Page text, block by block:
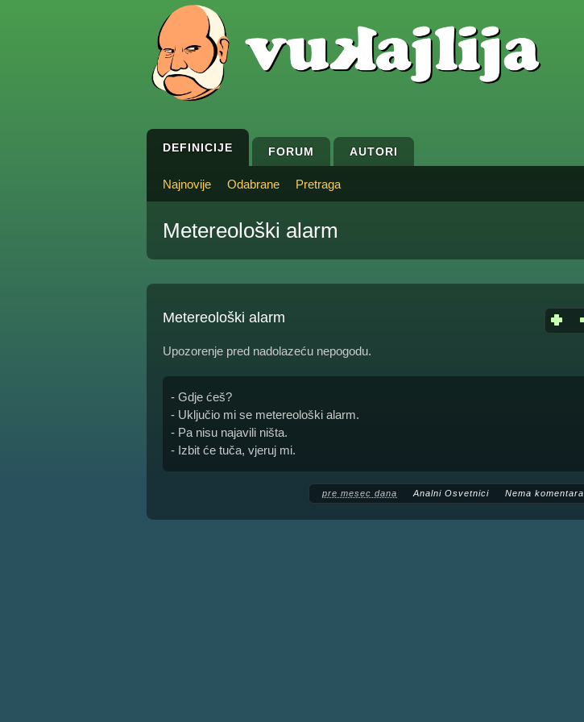
DEFINICIJE FORUM AUTORI
Najnovije Odabrane Pretraga
Metereološki alarm
Metereološki alarm
Upozorenje pred nadolazeću nepogodu.
- Gdje ćeš?
- Uključio mi se metereološki alarm.
- Pa nisu najavili ništa.
- Izbit će tuča, vjeruj mi.
pre mesec dana Analni Osvetnici Nema komentara